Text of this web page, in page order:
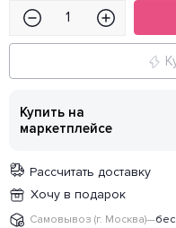
Купить на
маркетплейсе
Рассчитать доставку
Хочу в подарок
Самовывоз (г. Москва)—